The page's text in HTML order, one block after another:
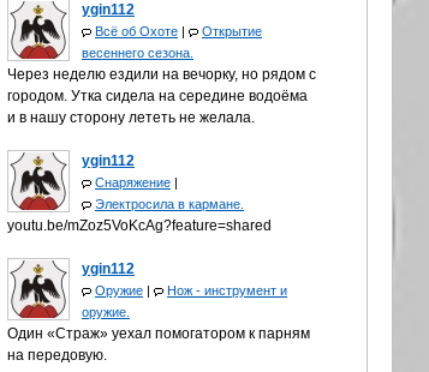
ygin112
Всё об Охоте |
Открытие
весеннего сезона.
Через неделю ездили на вечорку, но рядом с
городом. Утка сидела на середине водоёма
и в нашу сторону лететь не желала.
ygin112
Снаряжение |
Электросила в кармане.
youtu.be/mZoz5VoKcAg?feature=shared
ygin112
Оружие |
Нож - инструмент и
оружие.
Один «Страж» уехал помогатором к парням
на передовую.